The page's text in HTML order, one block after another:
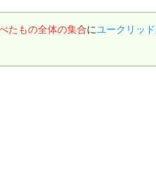
たもの全体の集合にユークリッ